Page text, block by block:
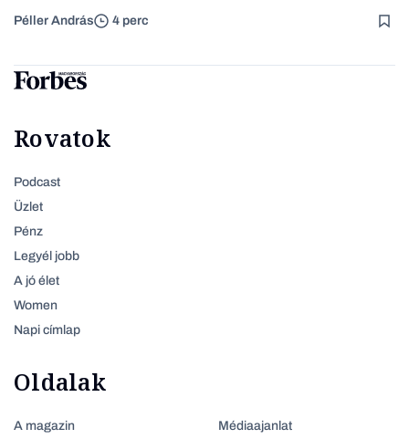
Péller András 4 perc
Rovatok
Podcast
Üzlet
Pénz
Legyél jobb
A jó élet
Women
Napi címlap
Oldalak
A magazin
Médiaajanlat